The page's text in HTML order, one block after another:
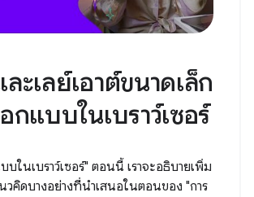
ละเลย์เอาต์ขนาดเล็ก
กแบบในเบราว์เซอร์
บในเบราว์เซอร์" ตอนนี้ เราจะอธิบายเพิ่ม
วคิดบางอย่างที่นำเสนอในตอนของ "การ